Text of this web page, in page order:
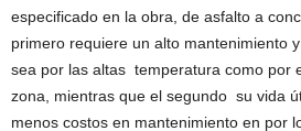
especificado en la obra, de asfalto a
primero requiere un alto mantenimiento
sea por las altas temperatura como por
zona, mientras que el segundo su vida
menos costos en mantenimiento en por